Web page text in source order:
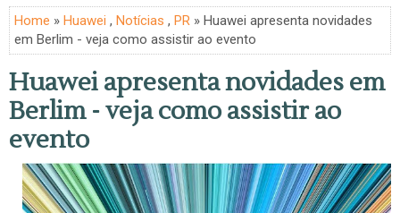
Home » Huawei , Notícias , PR » Huawei apresenta novidades
em Berlim - veja como assistir ao evento
Huawei apresenta novidades em
Berlim - veja como assistir ao
evento